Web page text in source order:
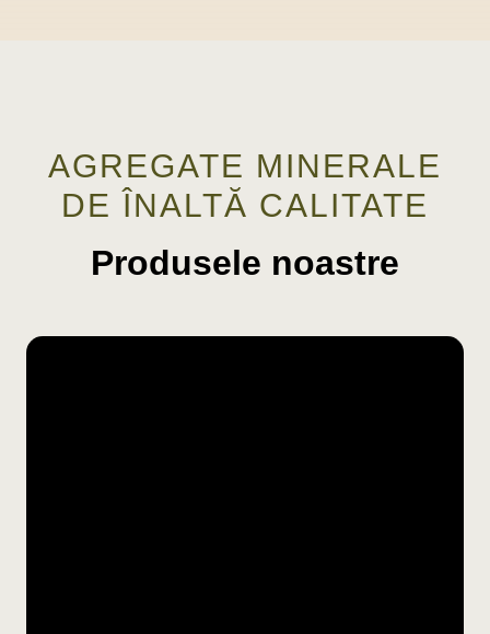
AGREGATE MINERALE
DE ÎNALTĂ CALITATE
Produsele noastre